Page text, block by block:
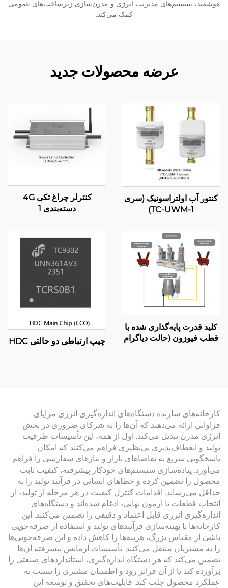
هوشمند، سیستم‌های مدیریت انرژی و مدرن‌سازی زیرساخت‌های عمومی
کمک می‌کند.
عرضه محصولات جدید
کنتور آب اولتراسونیک (سری
TC-UWM-1)
کنترلر چراغ تکی 4G
دسته‌بندی 1
کلید قدرت پایه‌گذاری شده با
قطب فیوزون (حالت دیاگرام
چیپ ارتباطی دو حالتی HDC
کارخانه‌های سازنده دستگاه‌های اندازه‌گیری انرژی مزایای
فراوانی ارائه می‌دهند که آن‌ها را به شرکای ضروری در بخش
انرژی مدرن تبدیل می‌کند. اول از همه، این تأسیسات ظرفیت
تولید و انعطاف‌پذیری بی‌نظیری فراهم می‌کنند که امکان
پاسخگویی سریع به تقاضاهای بازار و نیازهای سفارشی را فراهم
می‌آورد. پیاده‌سازی سیستم‌های خودکار پیشرفته، کیفیت ثابت
محصول را تضمین کرده و خطاهای انسانی در فرآیند تولید را به
حداقل می‌رساند. اقدامات کنترل کیفیت در هر مرحله از تولید، از
انتخاب قطعات تا آزمون نهایی، ادغام شده‌اند و دستگاه‌های
اندازه‌گیری انرژی قابل اعتماد و دقیقی را تضمین می‌کنند. این
کارخانه‌ها با بهینه‌سازی فرآیندهای تولید و استفاده از صرفه‌جویی
ناشی از مقیاس بزرگ، هزینه‌ها را کاهش داده و این صرفه‌جویی‌ها
را به مشتریان منتقل می‌کنند. تأسیسات آزمایش پیشرفته آن‌ها
تضمین می‌کند که هر دستگاه اندازه‌گیری، استانداردهای صنعتی را
برآورده کند یا از آن فراتر رود و اطمینان مشتری را نسبت به
عملکرد محصول جلب کند. قابلیت‌های تحقیق و توسعه این